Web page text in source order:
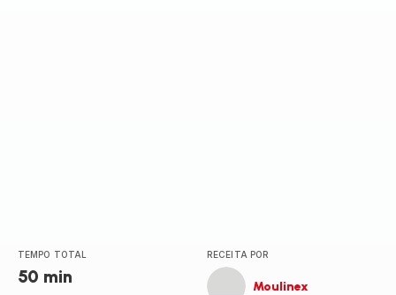
TEMPO TOTAL
50 min
RECEITA POR
Moulinex